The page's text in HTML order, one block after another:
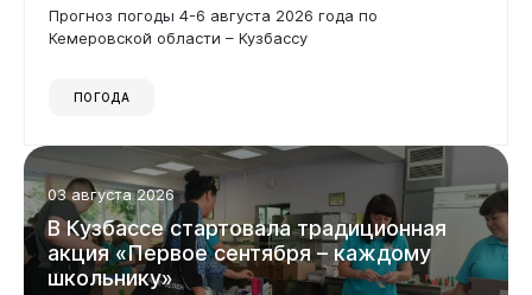
Прогноз погоды 4-6 августа 2026 года по
Кемеровской области – Кузбассу
ПОГОДА
03 августа 2026
ВКузбассестартовалатрадиционная
акция«Первоесентября– каждому
школьнику»